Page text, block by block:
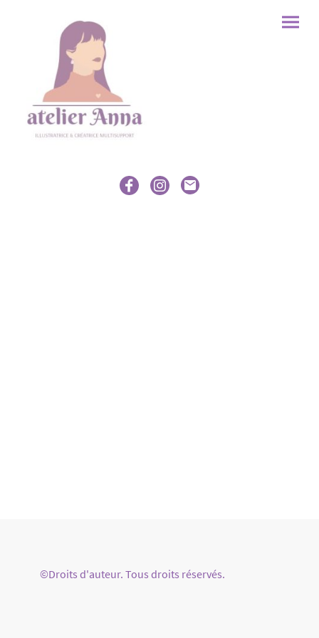
©Droits d'auteur. Tous droits réservés.